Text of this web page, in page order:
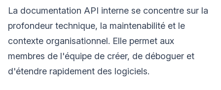
La documentation API interne se concentre sur la
profondeur technique, la maintenabilité et le
contexte organisationnel. Elle permet aux
membres de l'équipe de créer, de déboguer et
d'étendre rapidement des logiciels.